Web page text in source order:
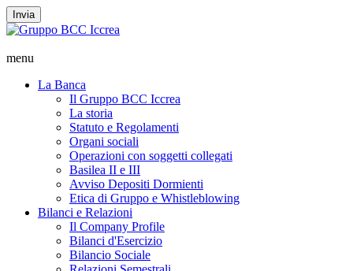
Invia
menu
La Banca
Il Gruppo BCC Iccrea
La storia
Statuto e Regolamenti
Organi sociali
Operazioni con soggetti collegati
Basilea II e III
Avviso Depositi Dormienti
Etica di Gruppo e Whistleblowing
Bilanci e Relazioni
Il Company Profile
Bilanci d'Esercizio
Bilancio Sociale